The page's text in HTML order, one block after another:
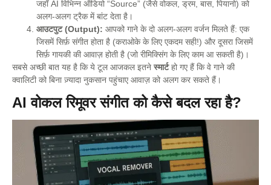
जहाँ AI विभिन्न ऑडियो “Source” (जैसे वोकल, ड्रम, बास, पियानो) को
अलग-अलग ट्रैक में बांट देता है।
आउटपुट (Output): आपको गाने के दो अलग-अलग वर्जन मिलते हैं: एक
जिसमें सिर्फ़ संगीत होता है (कराओके के लिए एकदम सही!) और दूसरा जिसमें
सिर्फ़ गायकी की आवाज़ होती है (जो रीमिक्सिंग के लिए काम आ सकती है)।
सबसे अच्छी बात यह है कि ये टूल आजकल इतने स्मार्टहो गए हैं कि वे गाने की
क्वालिटी को बिना ज़्यादा नुकसान पहुंचाए आवाज़ को अलग कर सकते हैं।
AI वोकल रिमूवर संगीत को कैसे बदल रहा है?